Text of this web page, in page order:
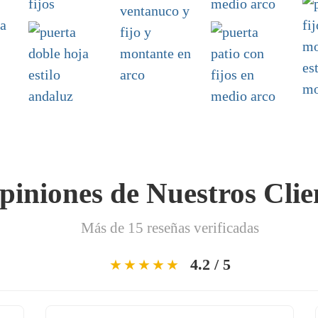
de Nuestros
Más de 15 reseñas verificadas
★★★★★ 4.2 / 5